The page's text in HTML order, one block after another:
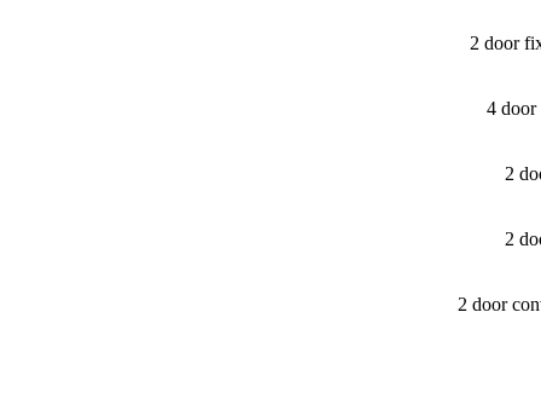
2 door
4 door
2
2
2 door